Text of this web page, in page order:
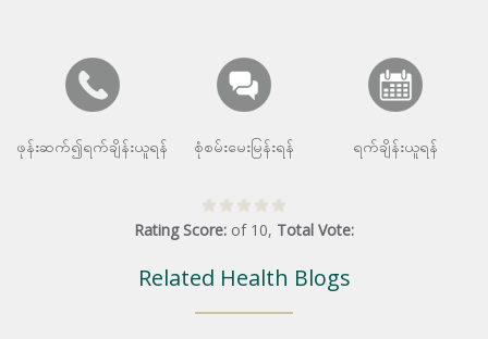
ဖုန်းဆက်၍ရက်ချိန်းယူရန် စုံစမ်းမေးမြန်းရန် ရက်ချိန်းယူရန်
Rating Score: of 10, Total Vote:
Related Health Blogs